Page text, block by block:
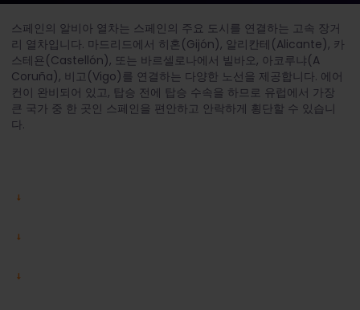
스페인의 알비아 열차는 스페인의 주요 도시를 연결하는 고속 장거
리 열차입니다. 마드리드에서 히혼(Gijón), 알리칸테(Alicante), 카
스테욘(Castellón), 또는 바르셀로나에서 빌바오, 아코루냐(A
Coruña), 비고(Vigo)를 연결하는 다양한 노선을 제공합니다. 에어
컨이 완비되어 있고, 탑승 전에 탑승 수속을 하므로 유럽에서 가장
큰 국가 중 한 곳인 스페인을 편안하고 안락하게 횡단할 수 있습니
다.